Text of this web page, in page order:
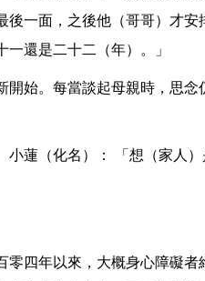
後一面，之後他（哥哥）才安
還是二十二（年）。」
開始。每當談起母親時，思念
蓮（化名）： 「想（家人）
四年以來，大概身心障礙者